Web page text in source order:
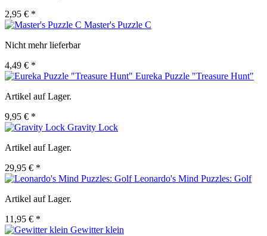
2,95 € *
Master's Puzzle C
Nicht mehr lieferbar
4,49 € *
Eureka Puzzle "Treasure Hunt"
Artikel auf Lager.
9,95 € *
Gravity Lock
Artikel auf Lager.
29,95 € *
Leonardo's Mind Puzzles: Golf
Artikel auf Lager.
11,95 € *
Gewitter klein